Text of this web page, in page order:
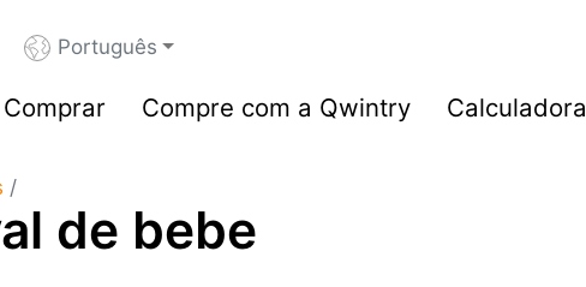
Português
Compre com a Qwintry Calculadora
/
de bebe